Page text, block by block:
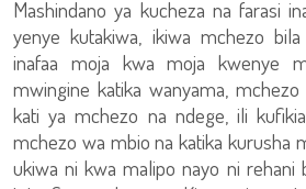
Mashindano ya kucheza na farasi
yenye kutakiwa, ikiwa mchezo
inafaa moja kwa moja kwenye
mwingine katika wanyama,
kati ya mchezo na ndege, ili
mchezo wa mbio na katika kurusha
ukiwa ni kwa malipo nayo ni rehani